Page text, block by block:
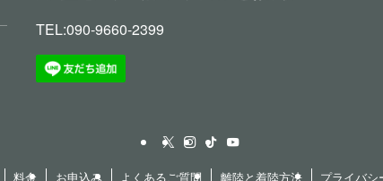
TEL:090-9660-2399
料金 お申込み よくあるご質問 離陸と着陸方法 プライバシ